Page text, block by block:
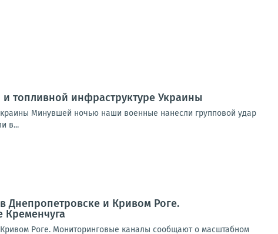
топливной инфраструктуре Украины
Минувшей ночью наши военные нанесли групповой удар
в...
Днепропетровске и Кривом Роге.
Роге. Мониторинговые каналы сообщают о масштабном